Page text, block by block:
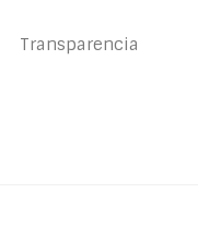
Transparencia